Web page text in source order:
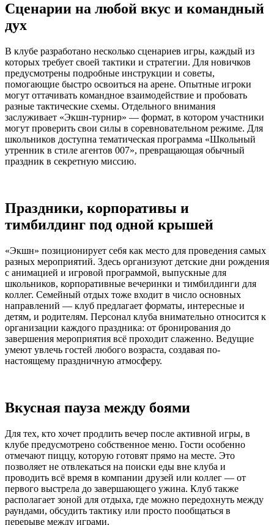
Сценарии на любой вкус и командный
дух
В клубе разработано несколько сценариев игры, каждый из
которых требует своей тактики и стратегии. Для новичков
предусмотрены подробные инструкции и советы,
помогающие быстро освоиться на арене. Опытные игроки
могут оттачивать командное взаимодействие и пробовать
разные тактические схемы. Отдельного внимания
заслуживает «Экшн-турнир» — формат, в котором участники
могут проверить свои силы в соревновательном режиме. Для
школьников доступна тематическая программа «Школьный
утренник в стиле агентов 007», превращающая обычный
праздник в секретную миссию.
Праздники, корпоративы и
тимбилдинг под одной крышей
«Экшн» позиционирует себя как место для проведения самых
разных мероприятий. Здесь организуют детские дни рождения
с анимацией и игровой программой, выпускные для
школьников, корпоративные вечеринки и тимбилдинги для
коллег. Семейный отдых тоже входит в число основных
направлений — клуб предлагает форматы, интересные и
детям, и родителям. Персонал клуба внимательно относится к
организации каждого праздника: от бронирования до
завершения мероприятия всё проходит слаженно. Ведущие
умеют увлечь гостей любого возраста, создавая по-
настоящему праздничную атмосферу.
Вкусная пауза между боями
Для тех, кто хочет продлить вечер после активной игры, в
клубе предусмотрено собственное меню. Гости особенно
отмечают пиццу, которую готовят прямо на месте. Это
позволяет не отвлекаться на поиски еды вне клуба и
проводить всё время в компании друзей или коллег — от
первого выстрела до завершающего ужина. Клуб также
располагает зоной для отдыха, где можно передохнуть между
раундами, обсудить тактику или просто пообщаться в
перерыве между играми.